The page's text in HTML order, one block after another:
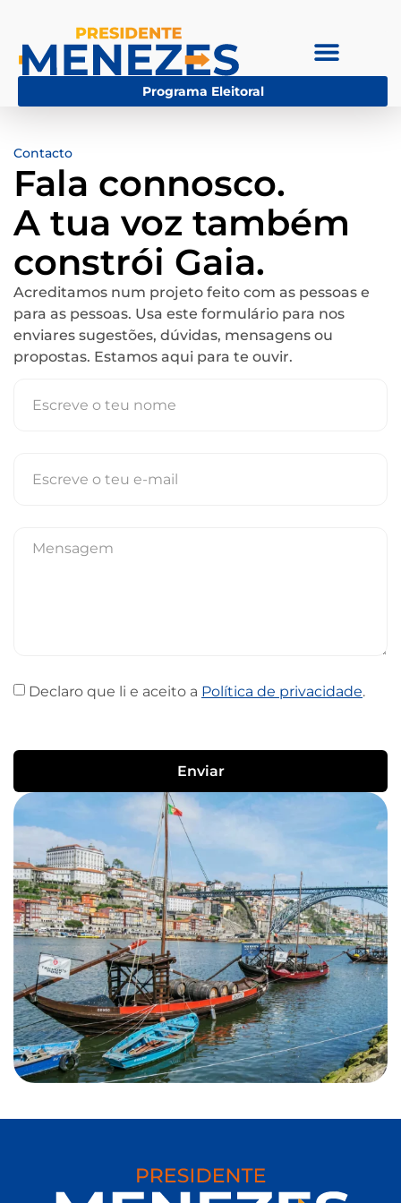
Programa Eleitoral
Contacto
Fala connosco.
A tua voz também
constrói Gaia.
Acreditamos num projeto feito com as pessoas e
para as pessoas. Usa este formulário para nos
enviares sugestões, dúvidas, mensagens ou
propostas. Estamos aqui para te ouvir.
Declaro que li e aceito a Política de privacidade.
Enviar